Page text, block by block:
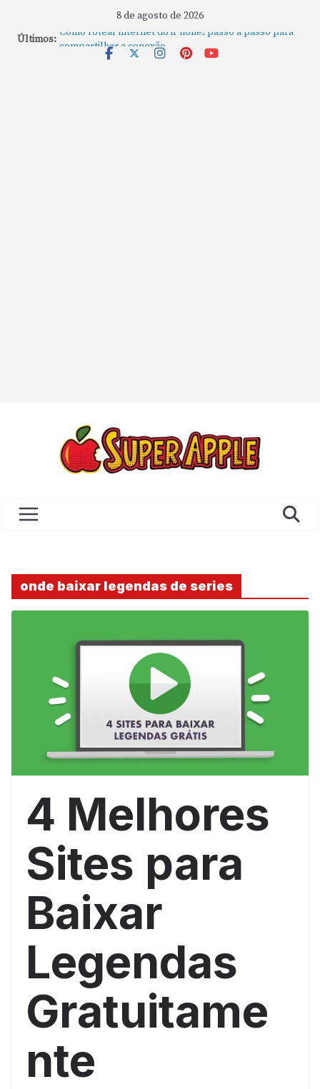
8 de agosto de 2026
Últimos: Como rotear internet do iPhone: passo a passo para
compartilhar a conexão
onde baixar legendas de series
4 Melhores
Sites para
Baixar
Legendas
Gratuitame
nte